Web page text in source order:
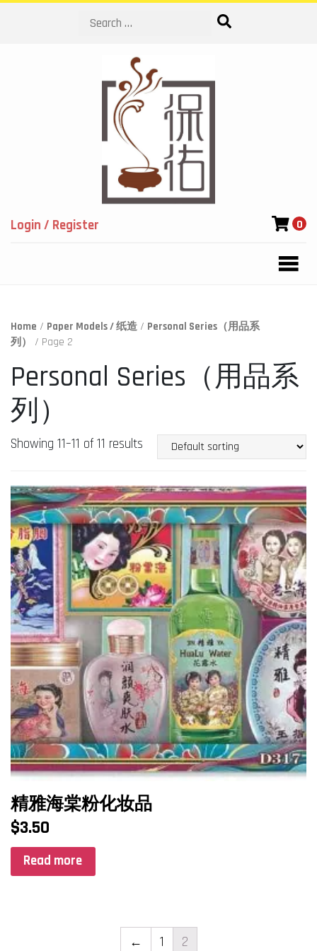
Search
Login / Register 0
Home / Paper Models / 纸造 / Personal Series（用品系
列）
/ Page 2
Personal Series（用品系
列）
Showing 11–11 of 11 results
精雅海棠粉化妆品
$3.50
Read more
← 1 2